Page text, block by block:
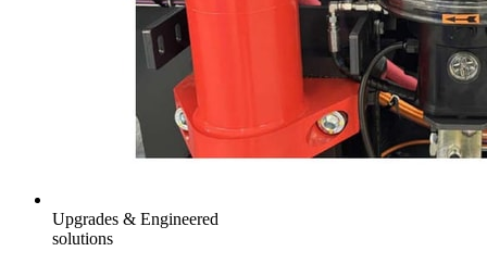
Upgrades & Engineered
solutions